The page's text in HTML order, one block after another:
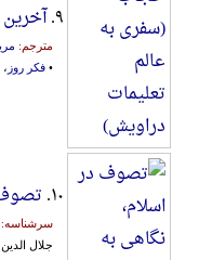
۹.
مترجم:
• فکر روز ،
۱۰. تصوف
سرشناسه:
جلال